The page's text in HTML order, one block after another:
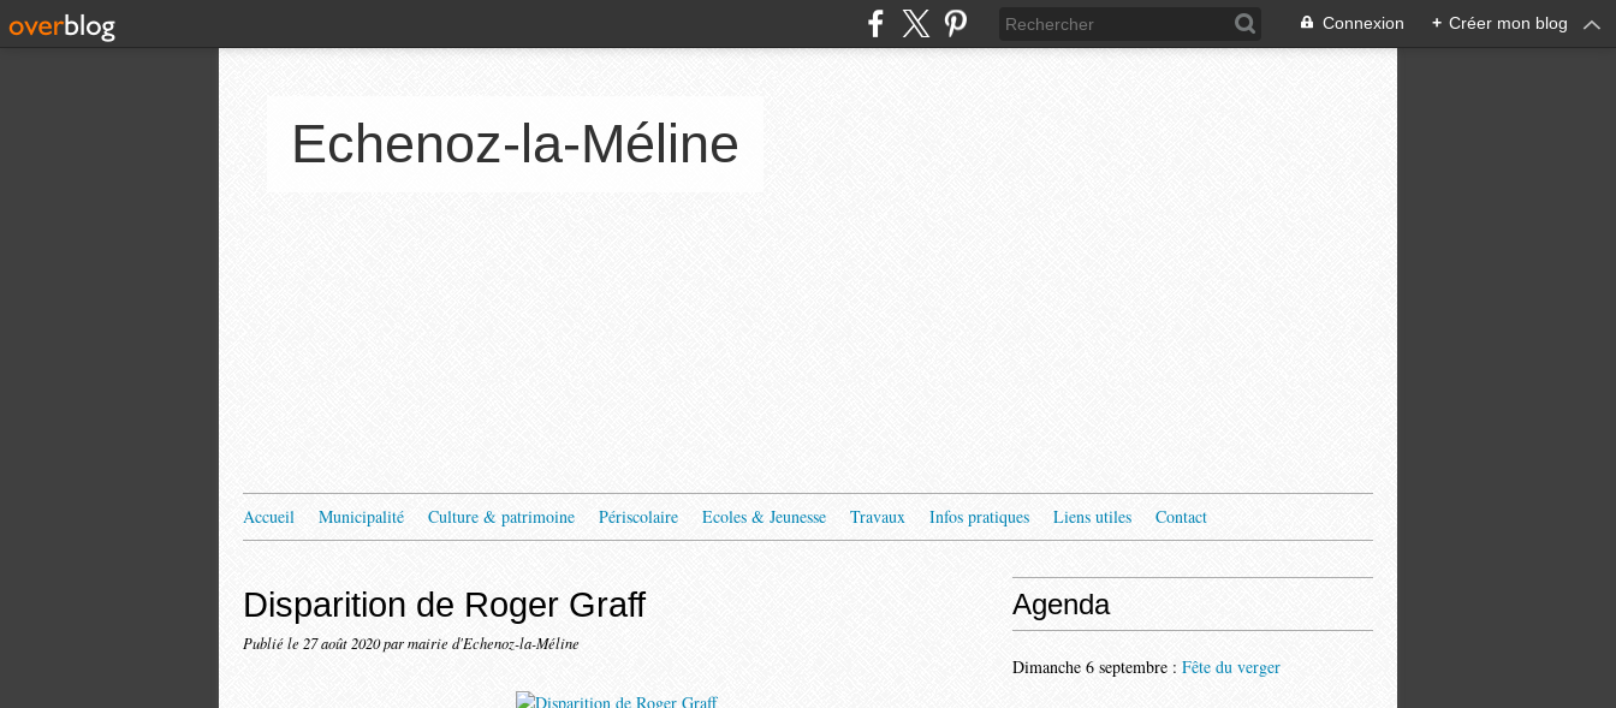
Connexion + Créer mon blog
Echenoz-la-Méline
Accueil Municipalité Culture & patrimoine Périscolaire Ecoles & Jeunesse Travaux Infos pratiques Liens utiles Contact
Disparition de Roger Graff
Publié le 27 août 2020par mairie d'Echenoz-la-Méline
Agenda
Dimanche 6 septembre : Fête du verger